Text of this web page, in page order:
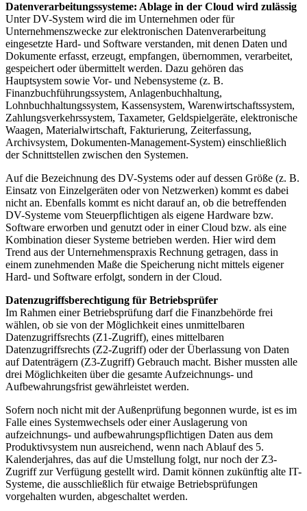
Datenverarbeitungssysteme: Ablage in der Cloud wird zulässig
Unter DV-System wird die im Unternehmen oder für
Unternehmenszwecke zur elektronischen Datenverarbeitung
eingesetzte Hard- und Software verstanden, mit denen Daten und
Dokumente erfasst, erzeugt, empfangen, übernommen, verarbeitet,
gespeichert oder übermittelt werden. Dazu gehören das
Hauptsystem sowie Vor- und Nebensysteme (z. B.
Finanzbuchführungssystem, Anlagenbuchhaltung,
Lohnbuchhaltungssystem, Kassensystem, Warenwirtschaftssystem,
Zahlungsverkehrssystem, Taxameter, Geldspielgeräte, elektronische
Waagen, Materialwirtschaft, Fakturierung, Zeiterfassung,
Archivsystem, Dokumenten-Management-System) einschließlich
der Schnittstellen zwischen den Systemen.
Auf die Bezeichnung des DV-Systems oder auf dessen Größe (z. B.
Einsatz von Einzelgeräten oder von Netzwerken) kommt es dabei
nicht an. Ebenfalls kommt es nicht darauf an, ob die betreffenden
DV-Systeme vom Steuerpflichtigen als eigene Hardware bzw.
Software erworben und genutzt oder in einer Cloud bzw. als eine
Kombination dieser Systeme betrieben werden. Hier wird dem
Trend aus der Unternehmenspraxis Rechnung getragen, dass in
einem zunehmenden Maße die Speicherung nicht mittels eigener
Hard- und Software erfolgt, sondern in der Cloud.
Datenzugriffsberechtigung für Betriebsprüfer
Im Rahmen einer Betriebsprüfung darf die Finanzbehörde frei
wählen, ob sie von der Möglichkeit eines unmittelbaren
Datenzugriffsrechts (Z1-Zugriff), eines mittelbaren
Datenzugriffsrechts (Z2-Zugriff) oder der Überlassung von Daten
auf Datenträgern (Z3-Zugriff) Gebrauch macht. Bisher mussten alle
drei Möglichkeiten über die gesamte Aufzeichnungs- und
Aufbewahrungsfrist gewährleistet werden.
Sofern noch nicht mit der Außenprüfung begonnen wurde, ist es im
Falle eines Systemwechsels oder einer Auslagerung von
aufzeichnungs- und aufbewahrungspflichtigen Daten aus dem
Produktivsystem nun ausreichend, wenn nach Ablauf des 5.
Kalenderjahres, das auf die Umstellung folgt, nur noch der Z3-
Zugriff zur Verfügung gestellt wird. Damit können zukünftig alte IT-
Systeme, die ausschließlich für etwaige Betriebsprüfungen
vorgehalten wurden, abgeschaltet werden.